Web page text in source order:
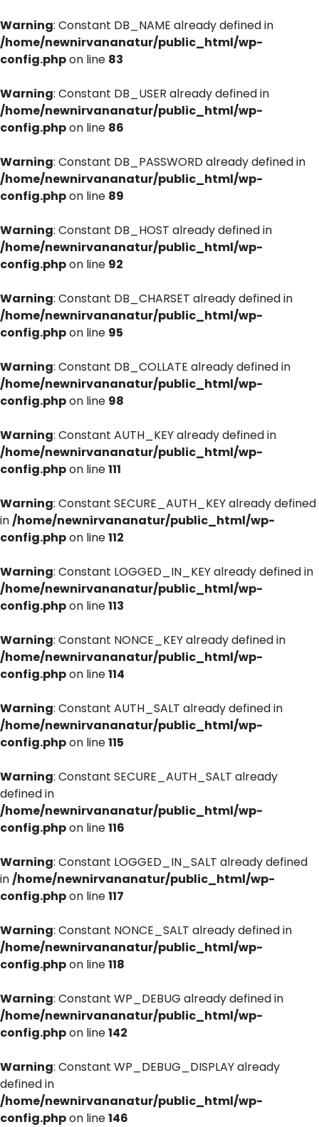
Warning: Constant DB_NAME already defined in
/home/newnirvananatur/public_html/wp-
config.phpon line 83
Warning: Constant DB_USER already defined in
/home/newnirvananatur/public_html/wp-
config.phpon line 86
Warning: Constant DB_PASSWORD already defined in
/home/newnirvananatur/public_html/wp-
config.phpon line 89
Warning: Constant DB_HOST already defined in
/home/newnirvananatur/public_html/wp-
config.phpon line 92
Warning: Constant DB_CHARSET already defined in
/home/newnirvananatur/public_html/wp-
config.phpon line 95
Warning: Constant DB_COLLATE already defined in
/home/newnirvananatur/public_html/wp-
config.phpon line 98
Warning: Constant AUTH_KEY already defined in
/home/newnirvananatur/public_html/wp-
config.phpon line111
Warning: Constant SECURE_AUTH_KEY already defined
in/home/newnirvananatur/public_html/wp-
config.phpon line112
Warning: Constant LOGGED_IN_KEY already defined in
/home/newnirvananatur/public_html/wp-
config.phpon line113
Warning: Constant NONCE_KEY already defined in
/home/newnirvananatur/public_html/wp-
config.phpon line114
Warning: Constant AUTH_SALT already defined in
/home/newnirvananatur/public_html/wp-
config.phpon line115
Warning: Constant SECURE_AUTH_SALT already
defined in
/home/newnirvananatur/public_html/wp-
config.phpon line116
Warning: Constant LOGGED_IN_SALT already defined
in/home/newnirvananatur/public_html/wp-
config.phpon line117
Warning: Constant NONCE_SALT already defined in
/home/newnirvananatur/public_html/wp-
config.phpon line118
Warning: Constant WP_DEBUG already defined in
/home/newnirvananatur/public_html/wp-
config.phpon line142
Warning: Constant WP_DEBUG_DISPLAY already
defined in
/home/newnirvananatur/public_html/wp-
config.phpon line146